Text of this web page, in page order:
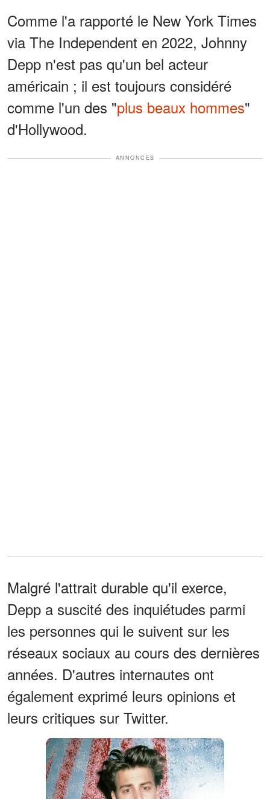
Comme l'a rapporté le New York Times
via The Independent en 2022, Johnny
Depp n'est pas qu'un bel acteur
américain ; il est toujours considéré
comme l'un des "plus beaux hommes"
d'Hollywood.
ANNONCES
Malgré l'attrait durable qu'il exerce,
Depp a suscité des inquiétudes parmi
les personnes qui le suivent sur les
réseaux sociaux au cours des dernières
années. D'autres internautes ont
également exprimé leurs opinions et
leurs critiques sur Twitter.